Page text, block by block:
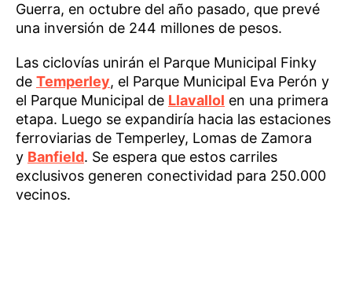
Guerra, en octubre del año pasado, que prevé
una inversión de 244 millones de pesos.
Las ciclovías unirán el Parque Municipal Finky
de Temperley, el Parque Municipal Eva Perón y
el Parque Municipal de Llavallol en una primera
etapa. Luego se expandiría hacia las estaciones
ferroviarias de Temperley, Lomas de Zamora
y Banfield. Se espera que estos carriles
exclusivos generen conectividad para 250.000
vecinos.